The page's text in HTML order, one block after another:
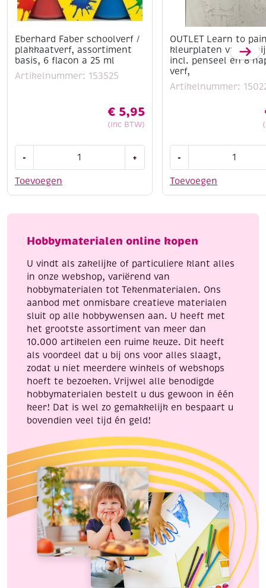
Eberhard Faber schoolverf /
plakkaatverf, assortiment
basis, 6 flacon a 25 ml
Artikelnummer: 153525
€ 5,95
(Inc BTW)
Toevoegen
-
schoolverf
assortiment
aantal
+
OUTLET Learn to
kleurplaten van
incl. penseel en 8
verf,
Artikelnummer:
Toevoegen
-
to
kleurplaten
konijntjes,
penseel
8
napjes
verf,
aantal
Hobbymaterialen online kopen
U vindt als zakelijke of particuliere klant alles
in onze webshop, variërend van
hobbymaterialen tot Tekenmaterialen. Ons
aanbod met onmisbare creatieve materialen
sluit op alle hobbywensen aan. U heeft met
het grootste assortiment van meer dan
10.000 artikelen een ruime keuze. Dit heeft
als voordeel dat u bij ons voor alles slaagt,
zodat u niet meerdere winkels of webshops
hoeft te bezoeken. Vrijwel alle benodigde
hobbymaterialen bestelt u dus gewoon in één
keer! Dat is wel zo gemakkelijk en bespaart u
bovendien veel tijd én geld!